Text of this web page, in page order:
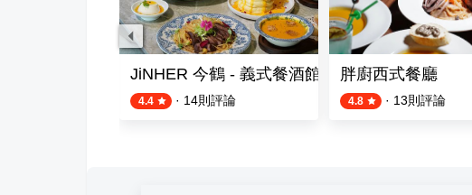
JiNHER 今鶴 - 義式餐酒館台南安平店
4.4 · 14則評論
胖廚西式餐廳
4.8 · 13則評論